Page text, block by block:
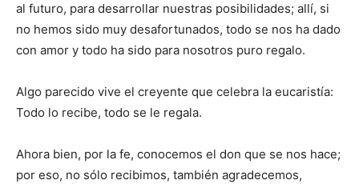
al futuro, para desarrollar nuestras posibilidades; allí, si
no hemos sido muy desafortunados, todo se nos ha dado
con amor y todo ha sido para nosotros puro regalo.
Algo parecido vive el creyente que celebra la eucaristía:
Todo lo recibe, todo se le regala.
Ahora bien, por la fe, conocemos el don que se nos hace;
por eso, no sólo recibimos, también agradecemos,